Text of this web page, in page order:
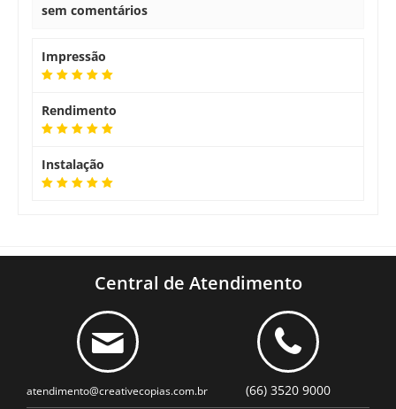
sem comentários
Impressão
Rendimento
Instalação
Central de Atendimento
atendimento@creativecopias.com.br (66) 3520 9000